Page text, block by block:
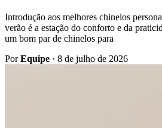
Introdução aos melhores chinelos
verão é a estação do conforto e da
um bom par de chinelos para
PorEquipe · 8 de julho de 2026